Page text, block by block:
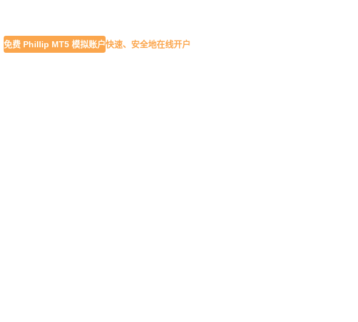
免费 Phillip MT5 模拟账户快速、安全地在线开户